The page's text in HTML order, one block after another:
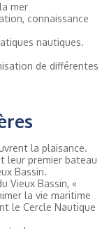
mer
connaissance
nautiques.
de différentes
la plaisance.
leur premier bateau
Bassin.
Vieux Bassin, «
la vie maritime
le Cercle Nautique